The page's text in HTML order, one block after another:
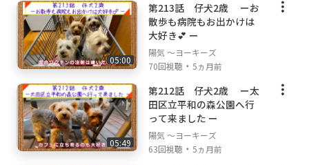
05:00
第213話 仔犬2歳 ーお
散歩も病院もお出かけは
大好き💕 ー
陽気 ～ヨーキーズ
70回視聴 ・5ヵ月前
05:49
第212話 仔犬2歳 ー太
田区立平和の森公園へ行
って来ました ー
陽気 ～ヨーキーズ
63回視聴 ・5ヵ月前